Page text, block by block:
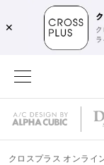
✕
クロスプラス オンライ